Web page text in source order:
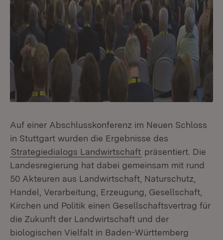
Auf einer Abschlusskonferenz im Neuen Schloss
in Stuttgart wurden die Ergebnisse des
Strategiedialogs Landwirtschaft präsentiert. Die
Landesregierung hat dabei gemeinsam mit rund
50 Akteuren aus Landwirtschaft, Naturschutz,
Handel, Verarbeitung, Erzeugung, Gesellschaft,
Kirchen und Politik einen Gesellschaftsvertrag für
die Zukunft der Landwirtschaft und der
biologischen Vielfalt in Baden-Württemberg